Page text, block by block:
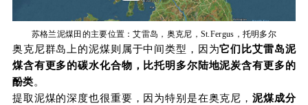
苏格兰泥煤田的主要位置：艾雷岛，奥克尼，St.Fergus，托明多尔
奥克尼群岛上的泥煤则属于中间类型，因为它们比艾雷岛泥
煤含有更多的碳水化合物，比托明多尔陆地泥炭含有更多的
酚类。
提取泥煤的深度也很重要，因为特别是在奥克尼，泥煤成分